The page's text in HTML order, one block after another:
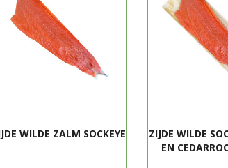
WILDE ZALM SOCKEYE
ZIJDE WILDE
EN